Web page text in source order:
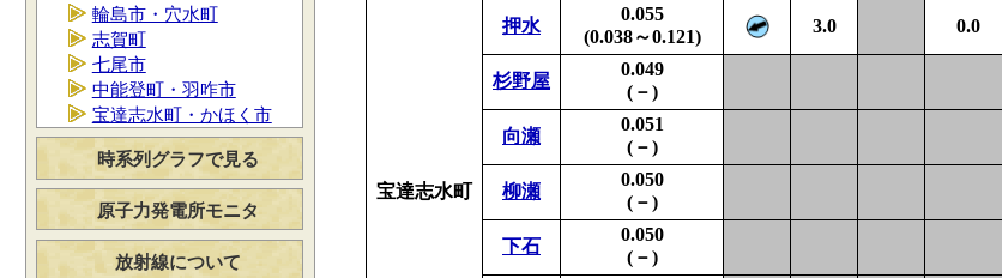
輪島市・穴水町
志賀町
七尾市
中能登町・羽咋市
宝達志水町・かほく市
時系列グラフで見る
原子力発電所モニタ
放射線について
宝達志水町
押水
0.055
(0.038～0.121)
3.0 0.0
杉野屋
0.049
(－)
向瀬
0.051
(－)
柳瀬
0.050
(－)
下石
0.050
(－)